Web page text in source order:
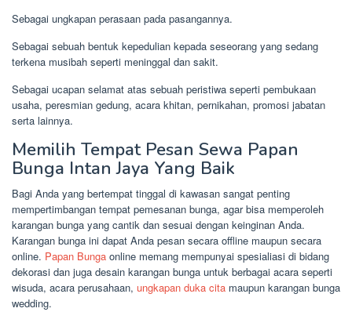
Sebagai ungkapan perasaan pada pasangannya.
Sebagai sebuah bentuk kepedulian kepada seseorang yang sedang
terkena musibah seperti meninggal dan sakit.
Sebagai ucapan selamat atas sebuah peristiwa seperti pembukaan
usaha, peresmian gedung, acara khitan, pernikahan, promosi jabatan
serta lainnya.
Memilih Tempat Pesan Sewa Papan
Bunga Intan Jaya Yang Baik
Bagi Anda yang bertempat tinggal di kawasan sangat penting
mempertimbangan tempat pemesanan bunga, agar bisa memperoleh
karangan bunga yang cantik dan sesuai dengan keinginan Anda.
Karangan bunga ini dapat Anda pesan secara offline maupun secara
online. Papan Bunga online memang mempunyai spesialiasi di bidang
dekorasi dan juga desain karangan bunga untuk berbagai acara seperti
wisuda, acara perusahaan, ungkapan duka cita maupun karangan bunga
wedding.